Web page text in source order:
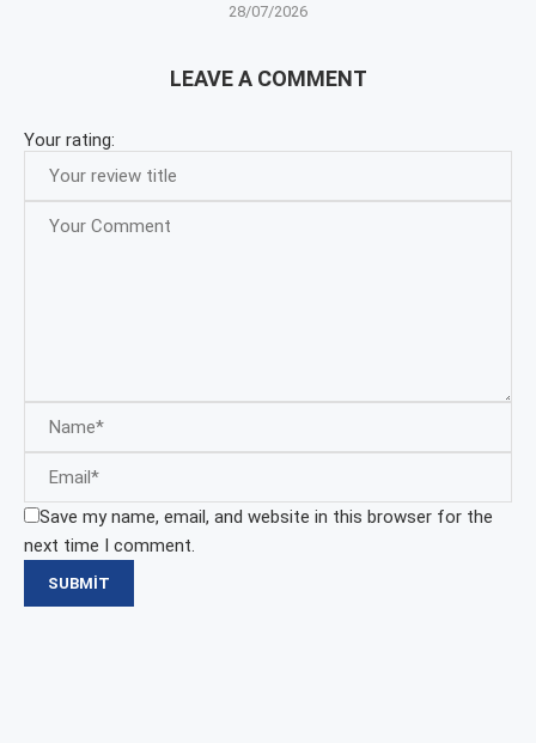
28/07/2026
LEAVE A COMMENT
Your rating:
Save my name, email, and website in this browser for the
next time I comment.